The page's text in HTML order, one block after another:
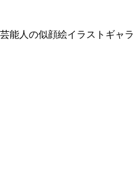
能人の似顔絵イラストギャラ